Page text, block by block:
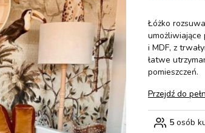
Łóżko
umożliwiające
i MDF, z
łatwe
pomieszczeń.
Przejdź do
5 osób